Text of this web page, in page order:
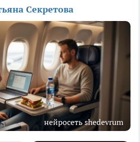
Секретова
нейросеть shedevrum